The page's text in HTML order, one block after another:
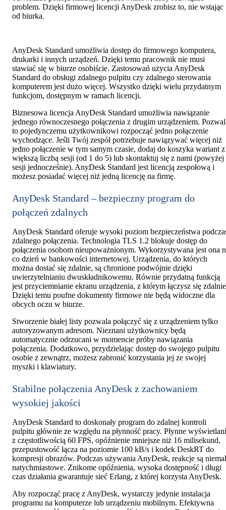
problem. Dzięki firmowej licencji AnyDesk zrobisz to, nie wstając
od biurka.
AnyDesk Standard umożliwia dostęp do firmowego komputera,
drukarki i innych urządzeń. Dzięki temu pracownik nie musi
stawiać się w biurze osobiście. Zastosowań użycia AnyDesk
Standard do obsługi zdalnego pulpitu czy zdalnego sterowania
komputerem jest dużo więcej. Wszystko dzięki wielu przydatnym
funkcjom, dostępnym w ramach licencji.
Biznesowa licencja AnyDesk Standard umożliwia nawiązanie
jednego równoczesnego połączenia z drugim urządzeniem.
to pojedynczemu użytkownikowi rozpocząć jedno połączenie
wychodzące. Jeśli Twój zespół potrzebuje nawiązywać więcej niż
jedno połączenie w tym samym czasie, dodaj do koszyka wariant z
większą liczbą sesji (od 1 do 5) lub skontaktuj się z nami (powyżej
sesji jednocześnie). AnyDesk Standard jest licencją zespołową i
możesz posiadać więcej niż jedną licencję na firmę.
AnyDesk Standard – bezpieczny program do
połączeń zdalnych
AnyDesk Standard oferuje wysoki poziom bezpieczeństwa
zdalnego połączenia. Technologia TLS 1.2 blokuje dostęp do
połączenia osobom nieupoważnionym. Wykorzystywana jest ona
co dzień w bankowości internetowej. Urządzenia, do których
można dostać się zdalnie, są chronione podwójnie dzięki
uwierzytelnianiu dwuskładnikowemu. Równie przydatną funkcją
jest przyciemnianie ekranu urządzenia, z którym łączysz się
Dzięki temu poufne dokumenty firmowe nie będą widoczne dla
obcych oczu w biurze.
Stworzenie białej listy pozwala połączyć się z urządzeniem tylko
autoryzowanym adresom. Nieznani użytkownicy będą
automatycznie odrzucani w momencie próby nawiązania
połączenia. Dodatkowo, przydzielając dostęp do swojego pulpitu
osobie z zewnątrz, możesz zabronić korzystania jej ze swojej
myszki i klawiatury.
Stabilne połączenia AnyDesk z zachowaniem
wysokiej jakości
AnyDesk Standard to doskonały program do zdalnej kontroli
pulpitu głównie ze względu na płynność pracy. Płynne
z częstotliwością 60 FPS, opóźnienie mniejsze niż 16 milisekund,
przepustowość łącza na poziomie 100 kB/s i kodek DeskRT do
kompresji obrazów. Podczas używania AnyDesk, reakcje są niemal
natychmiastowe. Znikome opóźnienia, wysoka dostępność i długi
czas działania gwarantuje sieć Erlang, z której korzysta AnyDesk.
Aby rozpocząć pracę z AnyDesk, wystarczy jedynie instalacja
programu na komputerze lub urządzeniu mobilnym. Efektywna